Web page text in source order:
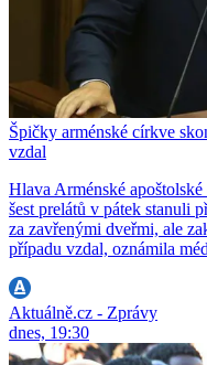
Špičky arménské církve
vzdal
Hlava Arménské
šest prelátů v pátek stanuli
za zavřenými dveřmi, ale
případu vzdal, oznámila
Aktuálně.cz - Zprávy
dnes, 19:30